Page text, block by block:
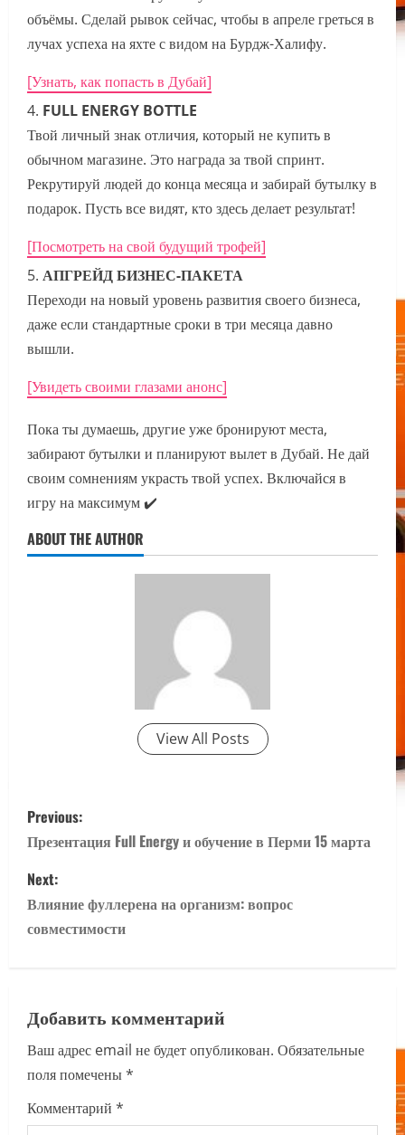
объёмы. Сделай рывок сейчас, чтобы в апреле греться в
лучах успеха на яхте с видом на Бурдж-Халифу.
[Узнать, как попасть в Дубай]
FULL ENERGY BOTTLE
Твой личный знак отличия, который не купить в
обычном магазине. Это награда за твой спринт.
Рекрутируй людей до конца месяца и забирай бутылку в
подарок. Пусть все видят, кто здесь делает результат!
[Посмотреть на свой будущий трофей]
АПГРЕЙД БИЗНЕС-ПАКЕТА
Переходи на новый уровень развития своего бизнеса,
даже если стандартные сроки в три месяца давно
вышли.
[Увидеть своими глазами анонс]
Пока ты думаешь, другие уже бронируют места,
забирают бутылки и планируют вылет в Дубай. Не дай
своим сомнениям украсть твой успех. Включайся в
игру на максимум ✔️
ABOUT THE AUTHOR
View All Posts
P
o
s
t
v
i
g
Previous:
Презентация Full Energy и обучение в Перми 15 марта
Next:
Влияние фуллерена на организм: вопрос
совместимости
Добавить комментарий
Ваш адрес email не будет опубликован. Обязательные
поля помечены*
Комментарий *